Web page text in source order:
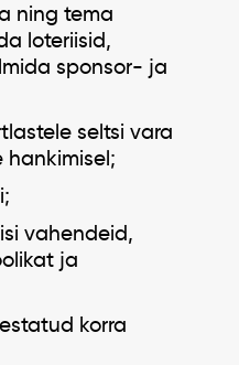
ning tema
loteriisid,
sponsor- ja
seltsi vara
hankimisel;
vahendeid,
ja
korra